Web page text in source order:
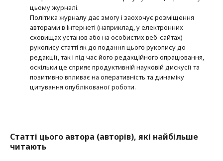
цьому журналі.
Політика журналу дає змогу і заохочує розміщення
авторами в Інтернеті (наприклад, у електронних
сховищах установ або на особистих веб-сайтах)
рукопису статті як до подання цього рукопису до
редакції, так і під час його редакційного опрацювання,
оскільки це сприяє продуктивній науковій дискусії та
позитивно впливає на оперативність та динаміку
цитування опублікованої роботи.
Статті цього автора (авторів), які найбільше
читають